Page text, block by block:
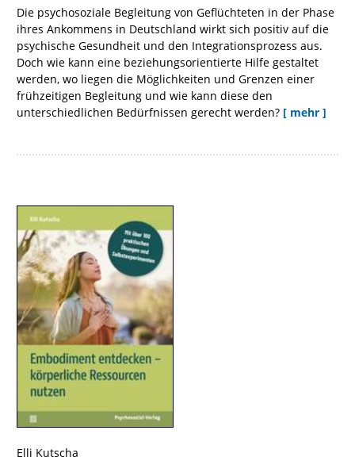
Die psychosoziale Begleitung von Geflüchteten in der Phase
ihres Ankommens in Deutschland wirkt sich positiv auf die
psychische Gesundheit und den Integrationsprozess aus.
Doch wie kann eine beziehungsorientierte Hilfe gestaltet
werden, wo liegen die Möglichkeiten und Grenzen einer
frühzeitigen Begleitung und wie kann diese den
unterschiedlichen Bedürfnissen gerecht werden? [ mehr ]
Elli Kutscha